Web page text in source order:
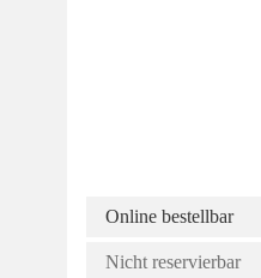
Online bestellbar
Nicht reservierbar